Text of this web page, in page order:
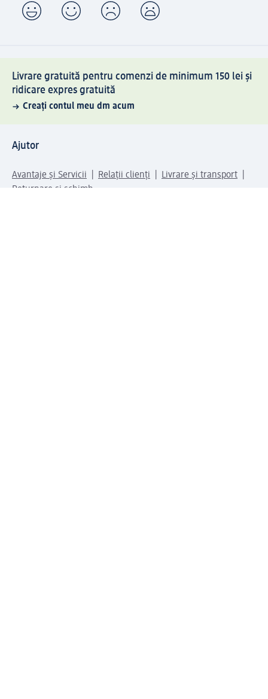
Livrare gratuită pentru comenzi de minimum 150 lei și
ridicare expres gratuită
Creați contul meu dm acum
Ajutor
Avantaje și Servicii Relații clienți
Livrare și transport
Returnare și schimb